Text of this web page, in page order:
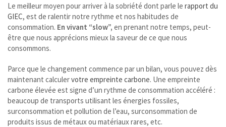
Le meilleur moyen pour arriver à la sobriété dont parle le rapport du
GIEC, est de ralentir notre rythme et nos habitudes de
consommation. En vivant “slow”, en prenant notre temps, peut-
être que nous apprécions mieux la saveur de ce que nous
consommons.
Parce que le changement commence par un bilan, vous pouvez dès
maintenant calculervotre empreinte carbone. Une empreinte
carbone élevée est signe d’un rythme de consommation accéléré :
beaucoup de transports utilisant les énergies fossiles,
surconsommation et pollution de l’eau, surconsommation de
produits issus de métaux ou matériaux rares, etc.